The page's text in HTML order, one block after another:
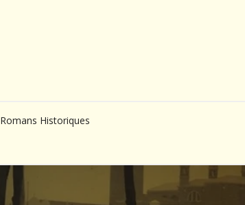
Romans Historiques